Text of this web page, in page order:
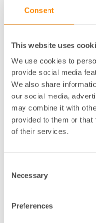
Consent
This website uses
We use cookies to
provide social media
We also share
our social media,
may combine it with
provided to them or that
of their services.
Selection
Necessary
Preferences
Fredagen den 8
Göteborgskontoret.
Hansson, samt
Webbinarium 24
av coronakrisen
I sändningen den 24
planerade
Det blev naturligtvis
Diskussion om